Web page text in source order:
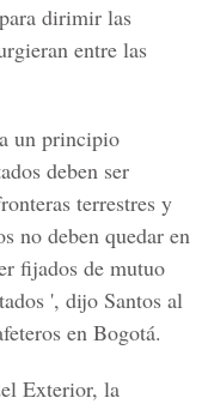
dirimir las
entre las
un principio
deben ser
terrestres y
no deben quedar en
fijados de mutuo
', dijo Santos al
en Bogotá.
Exterior, la